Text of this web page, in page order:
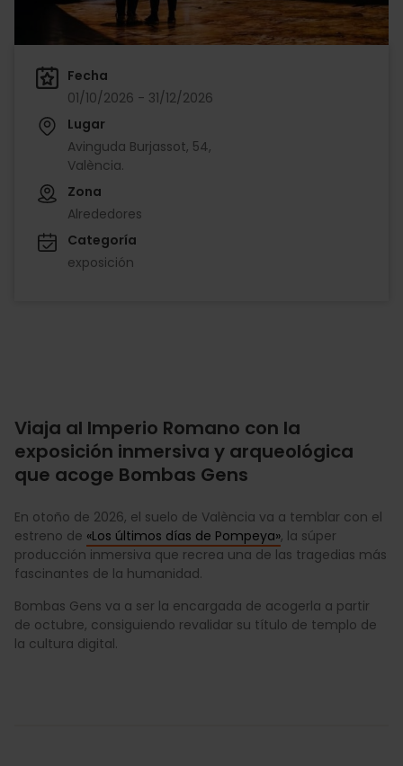
Fecha
01/10/2026 - 31/12/2026
Lugar
Avinguda Burjassot, 54,
València.
Zona
Alrededores
Categoría
exposición
Viaja al Imperio Romano con la
exposición inmersiva y arqueológica
que acoge Bombas Gens
En otoño de 2026, el suelo de València va a temblar con el
estreno de «Los últimos días de Pompeya», la súper
producción inmersiva que recrea una de las tragedias más
fascinantes de la humanidad.
Bombas Gens va a ser la encargada de acogerla a partir
de octubre, consiguiendo revalidar su título de templo de
la cultura digital.